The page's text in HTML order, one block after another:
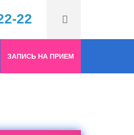
22
ЗАПИСЬ НА ПРИЕМ